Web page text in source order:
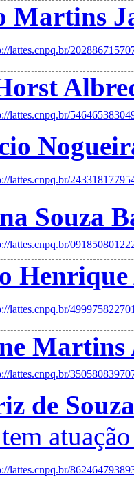
Martins
lattes.cnpq.br/
lattes.cnpq.br/
lattes.cnpq.br/
Souza
lattes.cnpq.br/
lattes.cnpq.br/
Martins
lattes.cnpq.br/
de
lattes.cnpq.br/